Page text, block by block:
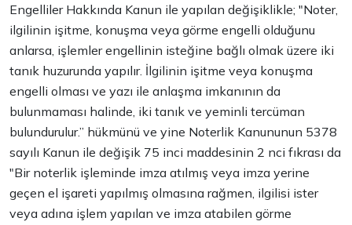
Engelliler Hakkında Kanun ile yapılan değişiklikle; "Noter,
ilgilinin işitme, konuşma veya görme engelli olduğunu
anlarsa, işlemler engellinin isteğine bağlı olmak üzere iki
tanık huzurunda yapılır. İlgilinin işitme veya konuşma
engelli olması ve yazı ile anlaşma imkanının da
bulunmaması halinde, iki tanık ve yeminli tercüman
bulundurulur.” hükmünü ve yine Noterlik Kanununun 5378
sayılı Kanun ile değişik 75 inci maddesinin 2 nci fıkrası da
"Bir noterlik işleminde imza atılmış veya imza yerine
geçen el işareti yapılmış olmasına rağmen, ilgilisi ister
veya adına işlem yapılan ve imza atabilen görme